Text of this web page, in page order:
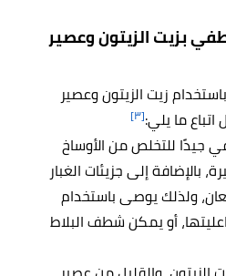
بزيت الزيتون وعصير
زيت الزيتون وعصير
ما يلي:[٣]
جيدًا للتخلص من الأوساخ
بالإضافة إلى جزيئات الغبار
ولذلك يوصى باستخدام
أو يمكن شطف البلاط